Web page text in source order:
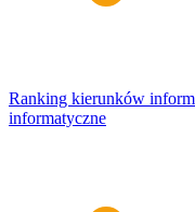
Ranking kierunków
informatyczne